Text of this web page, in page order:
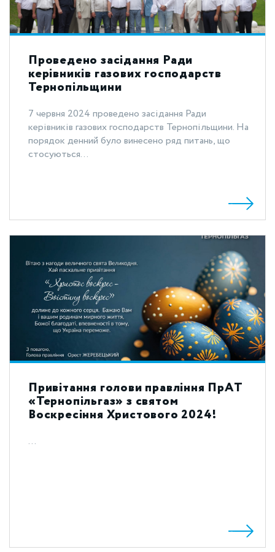
Проведено засідання Ради
керівників газових господарств
Тернопільщини
7 червня 2024 проведено засідання Ради
керівників газових господарств Тернопільщини. На
порядок денний було винесено ряд питань, що
стосуються...
Привітання голови правління ПрАТ
«Тернопільгаз» з святом
Воскресіння Христового 2024!
...